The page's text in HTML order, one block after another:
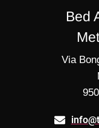
Bed
Via